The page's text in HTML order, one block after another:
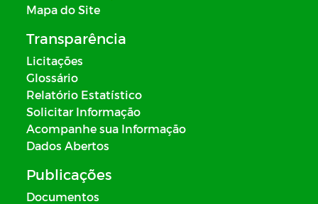
Mapa do Site
Transparência
Licitações
Glossário
Relatório Estatístico
Solicitar Informação
Acompanhe sua Informação
Dados Abertos
Publicações
Documentos